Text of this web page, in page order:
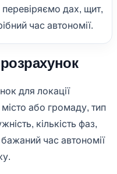
дах, щит,
час автономії.
для локації
або громаду, тип
кількість фаз,
час автономії